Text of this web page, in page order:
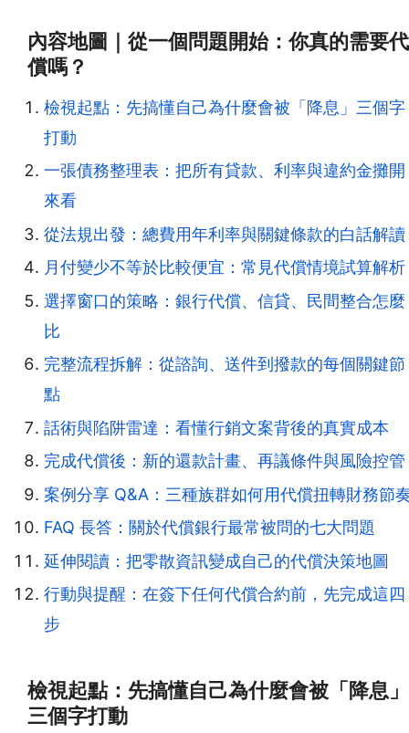
內容地圖｜從一個問題開始：你真的需要代
償嗎？
檢視起點：先搞懂自己為什麼會被「降息」三個字
打動
一張債務整理表：把所有貸款、利率與違約金攤開
來看
從法規出發：總費用年利率與關鍵條款的白話解讀
月付變少不等於比較便宜：常見代償情境試算解析
選擇窗口的策略：銀行代償、信貸、民間整合怎麼
比
完整流程拆解：從諮詢、送件到撥款的每個關鍵節
點
話術與陷阱雷達：看懂行銷文案背後的真實成本
完成代償後：新的還款計畫、再議條件與風險控管
案例分享 Q&A：三種族群如何用代償扭轉財務節
FAQ 長答：關於代償銀行最常被問的七大問題
延伸閱讀：把零散資訊變成自己的代償決策地圖
行動與提醒：在簽下任何代償合約前，先完成這四
步
檢視起點：先搞懂自己為什麼會被「降息」
三個字打動